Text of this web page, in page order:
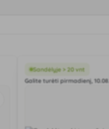
Sandėlyje > 20 vnt
Galite turėti pirmadienį, 10.08.